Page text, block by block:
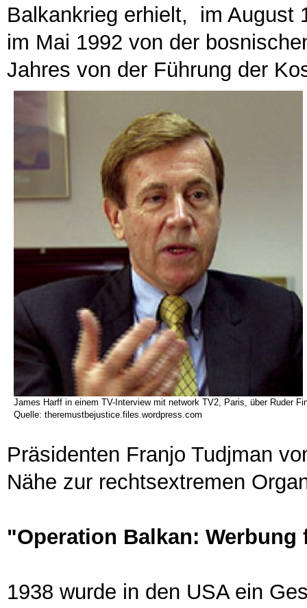
Balkankrieg erhielt, im August
im Mai 1992 von der
Jahres von der Führung der
James Harff in einem TV-Interview mit network TV2, Paris, über Ruder
Quelle: theremustbejustice.files.wordpress.com
Präsidenten Franjo Tudjman
Nähe zur rechtsextremen
"Operation Balkan:
1938 wurde in den USA ein